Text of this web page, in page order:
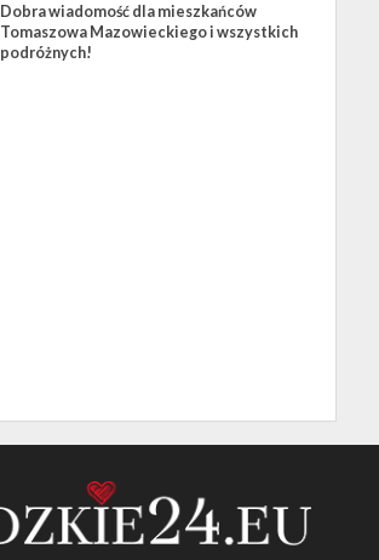
Dobra wiadomość dla mieszkańców
Tomaszowa Mazowieckiego i wszystkich
podróżnych!